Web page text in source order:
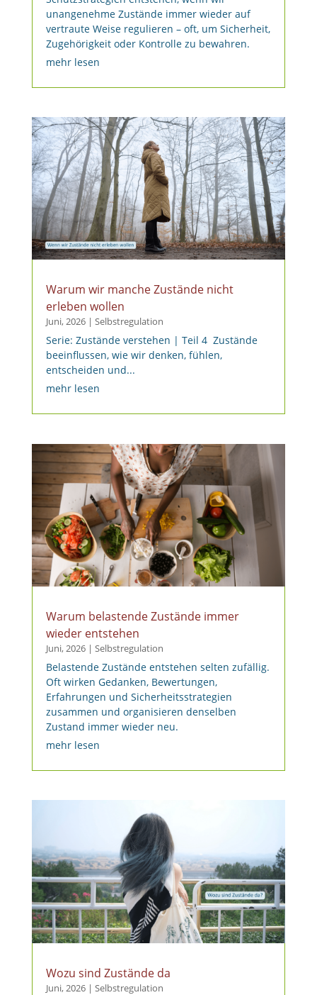
unangenehme Zustände immer wieder auf
vertraute Weise regulieren – oft, um Sicherheit,
Zugehörigkeit oder Kontrolle zu bewahren.
mehr lesen
Warum wir manche Zustände nicht
erleben wollen
Juni, 2026| Selbstregulation
Serie: Zustände verstehen | Teil 4 Zustände
beeinflussen, wie wir denken, fühlen,
entscheiden und...
mehr lesen
Warum belastende Zustände immer
wieder entstehen
Juni, 2026| Selbstregulation
Belastende Zustände entstehen selten zufällig.
Oft wirken Gedanken, Bewertungen,
Erfahrungen und Sicherheitsstrategien
zusammen und organisieren denselben
Zustand immer wieder neu.
mehr lesen
Wozu sind Zustände da
Juni, 2026| Selbstregulation